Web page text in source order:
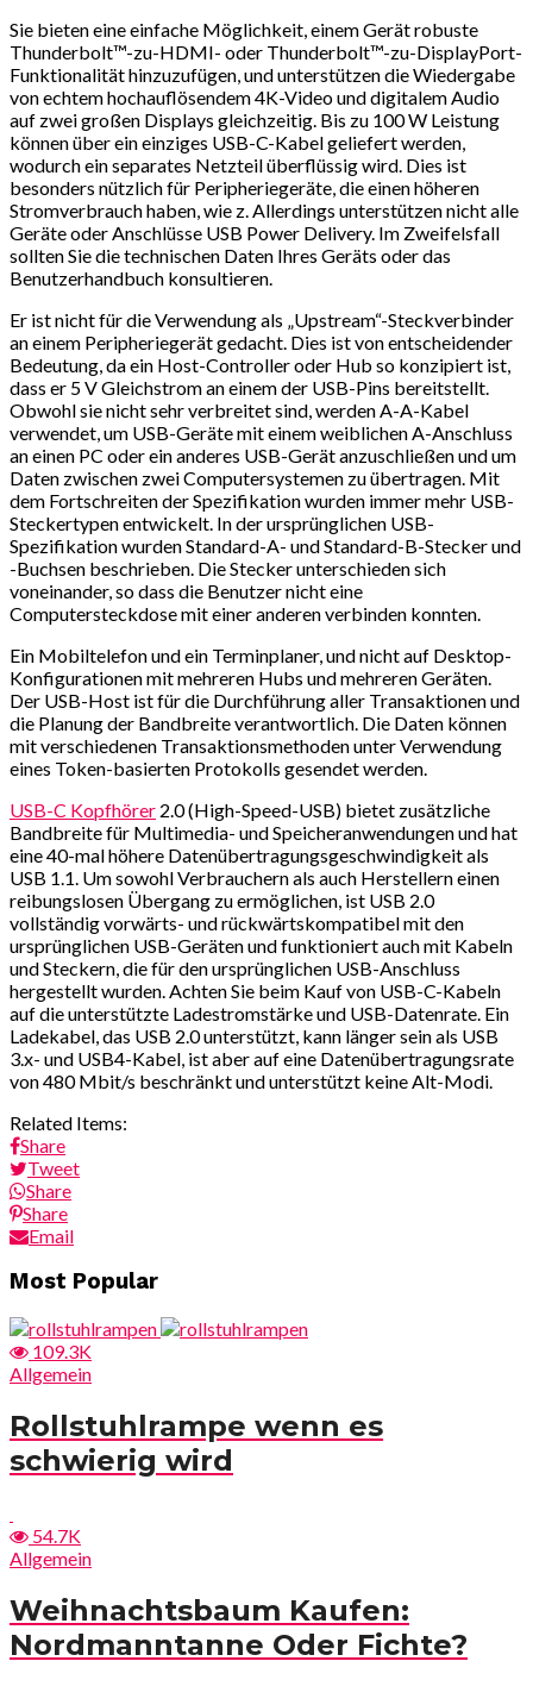
Sie bieten eine einfache Möglichkeit, einem Gerät robuste
Thunderbolt™-zu-HDMI- oder Thunderbolt™-zu-DisplayPort-
Funktionalität hinzuzufügen, und unterstützen die Wiedergabe
von echtem hochauflösendem 4K-Video und digitalem Audio
auf zwei großen Displays gleichzeitig. Bis zu 100 W Leistung
können über ein einziges USB-C-Kabel geliefert werden,
wodurch ein separates Netzteil überflüssig wird. Dies ist
besonders nützlich für Peripheriegeräte, die einen höheren
Stromverbrauch haben, wie z. Allerdings unterstützen nicht alle
Geräte oder Anschlüsse USB Power Delivery. Im Zweifelsfall
sollten Sie die technischen Daten Ihres Geräts oder das
Benutzerhandbuch konsultieren.
Er ist nicht für die Verwendung als „Upstream“-Steckverbinder
an einem Peripheriegerät gedacht. Dies ist von entscheidender
Bedeutung, da ein Host-Controller oder Hub so konzipiert ist,
dass er 5 V Gleichstrom an einem der USB-Pins bereitstellt.
Obwohl sie nicht sehr verbreitet sind, werden A-A-Kabel
verwendet, um USB-Geräte mit einem weiblichen A-Anschluss
an einen PC oder ein anderes USB-Gerät anzuschließen und um
Daten zwischen zwei Computersystemen zu übertragen. Mit
dem Fortschreiten der Spezifikation wurden immer mehr USB-
Steckertypen entwickelt. In der ursprünglichen USB-
Spezifikation wurden Standard-A- und Standard-B-Stecker und
-Buchsen beschrieben. Die Stecker unterschieden sich
voneinander, so dass die Benutzer nicht eine
Computersteckdose mit einer anderen verbinden konnten.
Ein Mobiltelefon und ein Terminplaner, und nicht auf Desktop-
Konfigurationen mit mehreren Hubs und mehreren Geräten.
Der USB-Host ist für die Durchführung aller Transaktionen und
die Planung der Bandbreite verantwortlich. Die Daten können
mit verschiedenen Transaktionsmethoden unter Verwendung
eines Token-basierten Protokolls gesendet werden.
USB-C Kopfhörer 2.0 (High-Speed-USB) bietet zusätzliche
Bandbreite für Multimedia- und Speicheranwendungen und hat
eine 40-mal höhere Datenübertragungsgeschwindigkeit als
USB 1.1. Um sowohl Verbrauchern als auch Herstellern einen
reibungslosen Übergang zu ermöglichen, ist USB 2.0
vollständig vorwärts- und rückwärtskompatibel mit den
ursprünglichen USB-Geräten und funktioniert auch mit Kabeln
und Steckern, die für den ursprünglichen USB-Anschluss
hergestellt wurden. Achten Sie beim Kauf von USB-C-Kabeln
auf die unterstützte Ladestromstärke und USB-Datenrate. Ein
Ladekabel, das USB 2.0 unterstützt, kann länger sein als USB
3.x- und USB4-Kabel, ist aber auf eine Datenübertragungsrate
von 480 Mbit/s beschränkt und unterstützt keine Alt-Modi.
Related Items:
Share
Tweet
Share
Share
Email
Most Popular
109.3K
Allgemein
Rollstuhlrampe wenn es
schwierig wird
54.7K
Allgemein
Weihnachtsbaum Kaufen:
Nordmanntanne Oder Fichte?